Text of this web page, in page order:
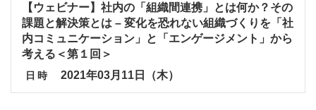
【ウェビナー】社内の「組織間連携」とは何か？その
課題と解決策とは – 変化を恐れない組織づくりを「社
内コミュニケーション」と「エンゲージメント」から
考える＜第１回＞
日時 2021年03月11日（木）